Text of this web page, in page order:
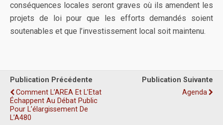
conséquences locales seront graves où ils amendent les
projets de loi pour que les efforts demandés soient
soutenables et que l’investissement local soit maintenu.
Publication Précédente
Comment L’AREA Et L’Etat
Échappent Au Débat Public
Pour L’élargissement De
L’A480
Publication Suivante
Agenda